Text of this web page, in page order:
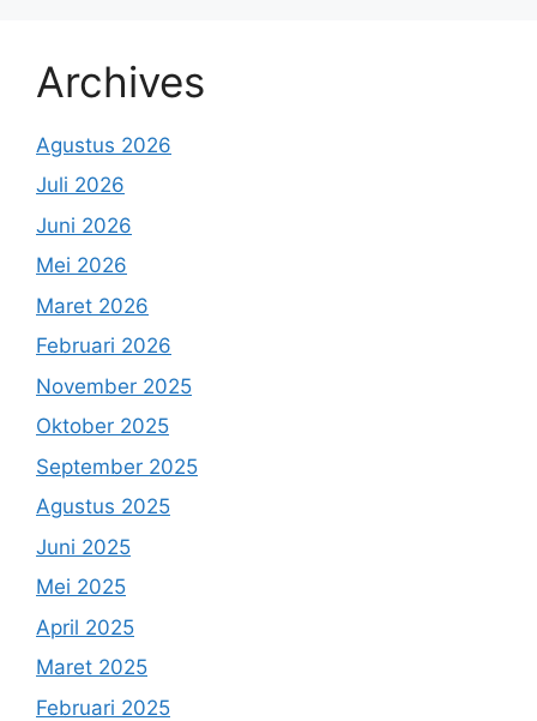
Archives
Agustus 2026
Juli 2026
Juni 2026
Mei 2026
Maret 2026
Februari 2026
November 2025
Oktober 2025
September 2025
Agustus 2025
Juni 2025
Mei 2025
April 2025
Maret 2025
Februari 2025